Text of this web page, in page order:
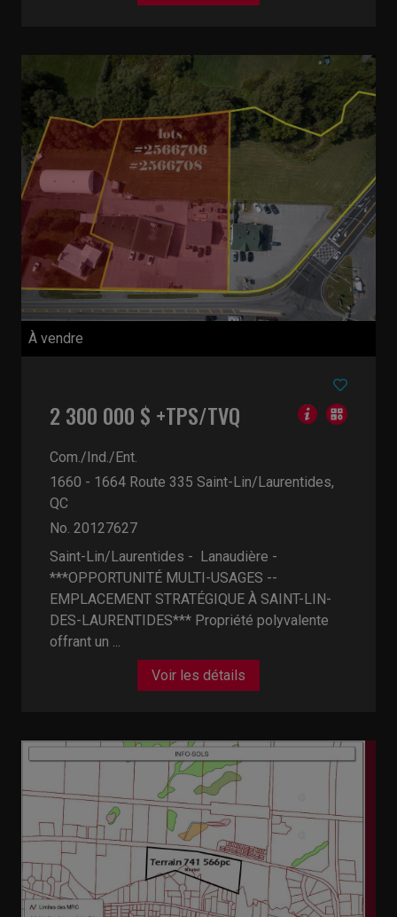
À vendre
2 300 000 $ +TPS/TVQ
Com./Ind./Ent.
1660 - 1664 Route 335 Saint-Lin/Laurentides,
QC
No. 20127627
Saint-Lin/Laurentides - Lanaudière -
***OPPORTUNITÉ MULTI-USAGES --
EMPLACEMENT STRATÉGIQUE À SAINT-LIN-
DES-LAURENTIDES*** Propriété polyvalente
offrant un ...
Voir les détails